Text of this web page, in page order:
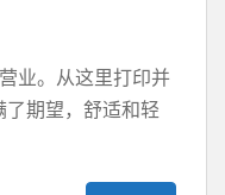
业。从这里打印并
期望，舒适和轻